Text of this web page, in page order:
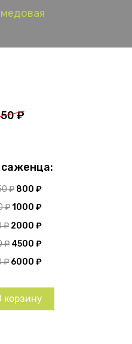
₽
саженца:
₽ 800 ₽
₽1000 ₽
₽ 2000 ₽
₽ 4500 ₽
₽ 6000 ₽
корзину